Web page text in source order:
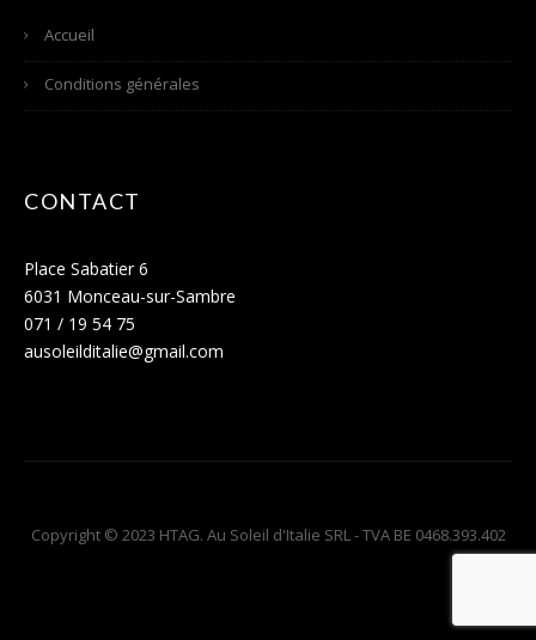
Accueil
Conditions générales
CONTACT
Place Sabatier 6
6031 Monceau-sur-Sambre
071 / 19 54 75
ausoleilditalie@gmail.com
Copyright © 2023 HTAG. Au Soleil d'Italie SRL - TVA BE 0468.393.402